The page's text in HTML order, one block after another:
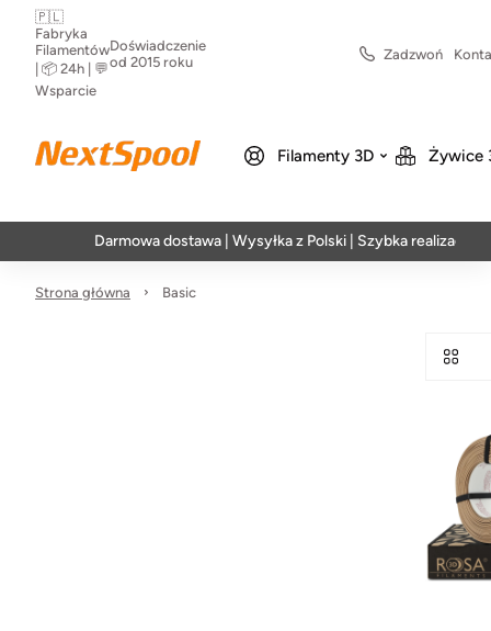
🇵🇱
Fabryka
Filamentów
| 📦 24h | 💬
Wsparcie
Doświadczenie
od 2015 roku
Zadzwoń
Filamenty 3D Żywice
Darmowa dostawa | Wysyłka z Polski | Szybka realizacja w 24h
Strona główna Basic